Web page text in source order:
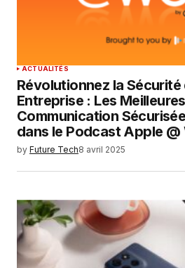
ACTUALITÉS
Révolutionnez la
Entreprise : Les
Communication
dans le Podcast Apple @
by Future Tech8 avril 2025